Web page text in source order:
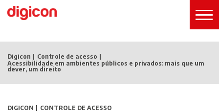
Digicon
Controle de acesso
Acessibilidade em ambientes públicos e privados: mais que um
dever, um direito
DIGICON
CONTROLE DE ACESSO